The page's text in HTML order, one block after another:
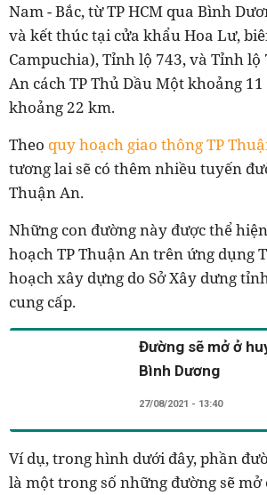
Nam - Bắc, từ TP HCM qua Bình
và kết thúc tại cửa khẩu Hoa Lư,
Campuchia), Tỉnh lộ 743, và Tỉnh lộ
An cách TP Thủ Dầu Một khoảng 11
khoảng 22 km.
Theo quy hoạch giao thông TP
tương lai sẽ có thêm nhiều tuyến
Thuận An.
Những con đường này được thể
hoạch TP Thuận An trên ứng dụng
hoạch xây dựng do Sở Xây dưng
cung cấp.
Đường sẽ mở ở
Bình Dương
27/08/2021 - 13:40
Ví dụ, trong hình dưới đây, phần
là một trong số những đường sẽ mở